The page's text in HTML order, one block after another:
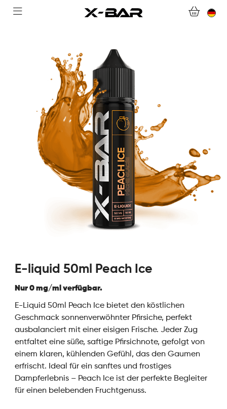
ABONNEMENTS
COLLECTIONS
KONTAKTIERE UNS.
FAQ.
WERDEN SIE X-BAR-GROSSHÄNDLER
E-liquid 50ml Peach Ice
Nur 0 mg/ml verfügbar.
E-Liquid 50ml Peach Ice bietet den köstlichen
Geschmack sonnenverwöhnter Pfirsiche, perfekt
ausbalanciert mit einer eisigen Frische. Jeder Zug
entfaltet eine süße, saftige Pfirsichnote, gefolgt von
einem klaren, kühlenden Gefühl, das den Gaumen
erfrischt. Ideal für ein sanftes und frostiges
Dampferlebnis – Peach Ice ist der perfekte Begleiter
für einen belebenden Fruchtgenuss.